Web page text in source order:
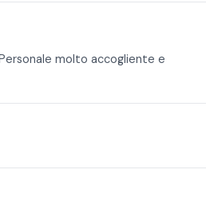
molto accogliente e